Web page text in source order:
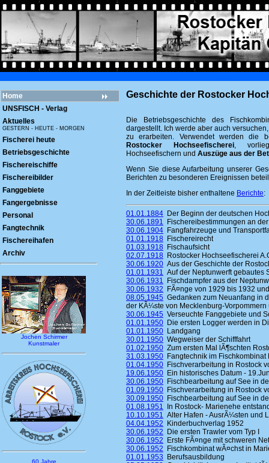
Home
UNSFISCH - Verlag
Aktuelles
GESTERN - HEUTE - MORGEN
Fischerei heute
Betriebsgeschichte
Fischereischiffe
Fischereibilder
Fanggebiete
Fangergebnisse
Personal
Fangtechnik
Fischereihafen
Archiv
Jochen Schirmer
Kunstmaler
60 Jahre
Geschichte der Rostocker
Die Betriebsgeschichte des
dargestellt. Ich werde aber auch
zu erarbeiten. Verwendet werden die
Rostocker Hochseefischerei,
Hochseefischern und Auszüge aus der
Wenn Sie diese Aufarbeitung unserer
Berichten zu besonderen Ereignissen
In der Zeitleiste bisher enthaltene Berichte:
01.01.1884 Der Beginn der deutschen
30.06.1891 Fischereibestimmungen an
30.06.1904 Fangfahrzeuge und
01.01.1918 Fischereirecht
01.03.1918 Fischaufsicht
02.07.1918 Rostocker Hochseefischerei
30.06.1920 Aus der Geschichte der
01.01.1931 Auf der Neptunwerft gebautes
30.06.1931 Fischdampfer aus der
30.06.1932 FÃ¤nge von 1929 bis 1932
08.05.1945 Gedanken zum Neuanfang in
der KÃ¼ste von Mecklenburg-
30.06.1945 Verseuchte Fanggebiete und
01.01.1950 Die ersten Logger werden in
01.01.1950 Landgang
30.01.1950 Wegweiser der Schifffahrt
01.02.1950 Zum ersten Mal lÃ¶schten
31.03.1950 Fangtechnik im Fischkombinat
01.04.1950 Fischverarbeitung in Rostock
19.06.1950 Ein historisches Datum -
30.06.1950 Fischbearbeitung auf See in
01.09.1950 Fischverarbeitung in Rostock
30.09.1950 Fischbearbeitung auf See in
01.08.1951 In Rostock- Marienehe
10.10.1951 Alter Hafen - AusrÃ¼sten und
04.04.1952 Kinderbuchverlag 1952
30.06.1952 Die ersten Trawler vom Typ I
30.06.1952 Erste FÃ¤nge mit schweren
30.06.1952 Fischkombinat wÃ¤chst in
01.01.1953 Berufsausbildung